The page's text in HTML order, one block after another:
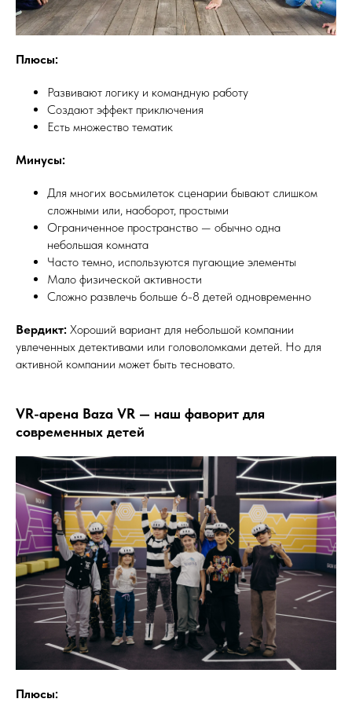
Плюсы:
Развивают логику и командную работу
Создают эффект приключения
Есть множество тематик
Минусы:
Для многих восьмилеток сценарии бывают слишком
сложными или, наоборот, простыми
Ограниченное пространство — обычно одна
небольшая комната
Часто темно, используются пугающие элементы
Мало физической активности
Сложно развлечь больше 6-8 детей одновременно
Вердикт: Хороший вариант для небольшой компании
увлеченных детективами или головоломками детей. Но для
активной компании может быть тесновато.
VR-арена Baza VR — наш фаворит для
современных детей
Плюсы: